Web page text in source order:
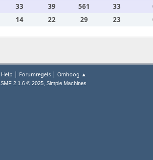
33 39 561 33
14 22 29 23
Help | Forumregels| Omhoog ▲
SMF 2.1.6 © 2025, Simple Machines